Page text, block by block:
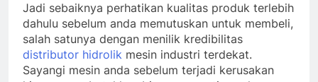
Jadi sebaiknya perhatikan kualitas produk terlebih
dahulu sebelum anda memutuskan untuk membeli,
salah satunya dengan menilik kredibilitas
distributor hidrolik mesin industri terdekat.
Sayangi mesin anda sebelum terjadi kerusakan